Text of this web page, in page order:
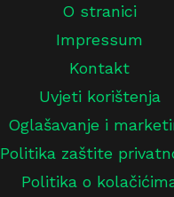
O stranici
Impressum
Kontakt
Uvjeti korištenja
Oglašavanje i
Politika zaštite
Politika o